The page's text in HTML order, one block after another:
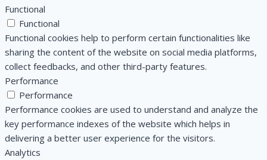
Functional
Functional
Functional cookies help to perform certain functionalities like
sharing the content of the website on social media platforms,
collect feedbacks, and other third-party features.
Performance
Performance
Performance cookies are used to understand and analyze the
key performance indexes of the website which helps in
delivering a better user experience for the visitors.
Analytics